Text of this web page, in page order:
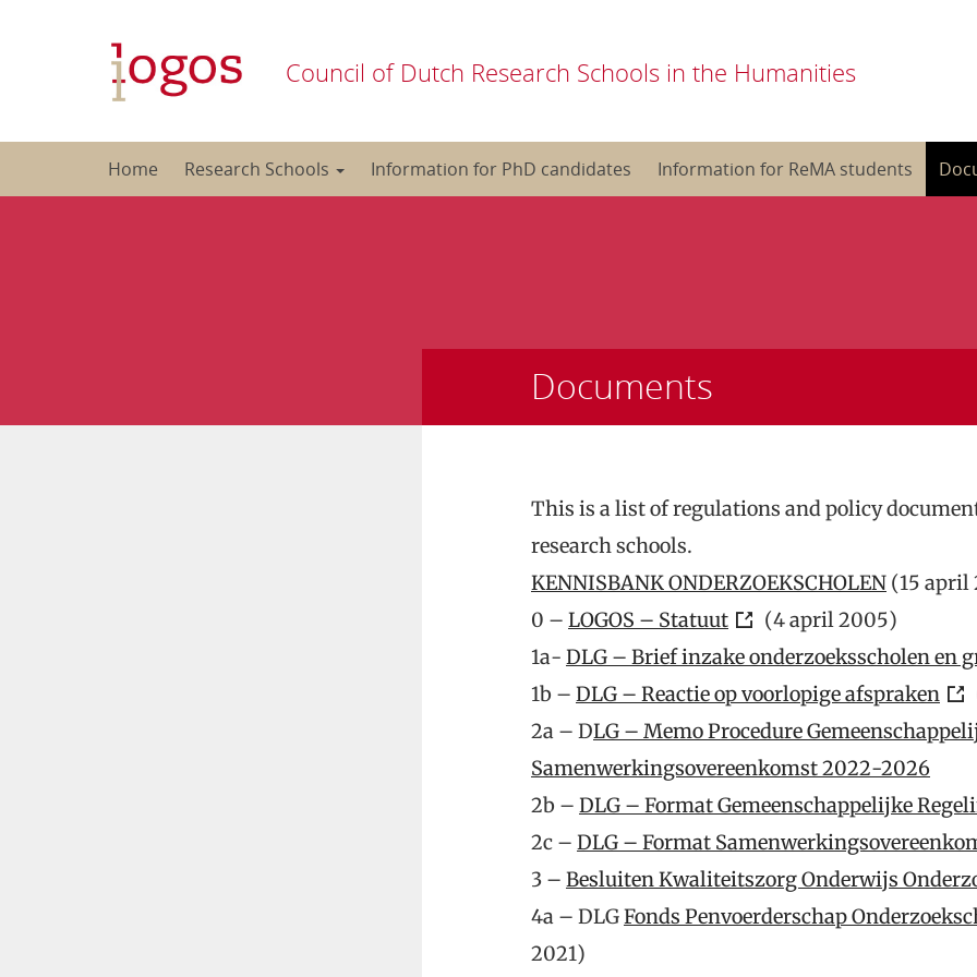
Council of Dutch Research Schools in the Humanities
to
Home Research Schools Information for PhD candidates Information for ReMA students
Documents
This is a list of regulations and policy
research schools.
KENNISBANK ONDERZOEKSCHOLEN (15 april
0 – LOGOS – Statuut
(4 april 2005)
1a- DLG – Brief inzake onderzoeksscholen en
1b – DLG – Reactie op voorlopige afspraken
2a – DLG – Memo Procedure
Samenwerkingsovereenkomst 2022-2026
2b – DLG – Format Gemeenschappelijke
2c – DLG – Format
3 – Besluiten Kwaliteitszorg Onderwijs
4a – DLGFonds Penvoerderschap
2021)